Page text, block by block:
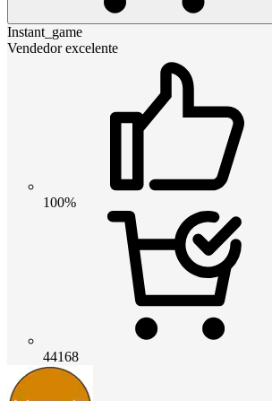
Instant_game
Vendedor excelente
100%
44168